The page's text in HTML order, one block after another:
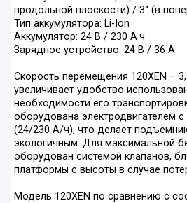
продольной плоскости) / 3° (в
Тип аккумулятора: Li-Ion
Аккумулятор: 24 В / 230 А·ч
Зарядное устройство: 24 В / 36 А
Скорость перемещения 120XEN –
увеличивает удобство
необходимости его
оборудована электродвигателем
(24/230 А/ч), что делает
экологичным. Для максимальной
оборудован системой клапанов,
платформы с высоты в случае
Модель 120XEN по сравнению с